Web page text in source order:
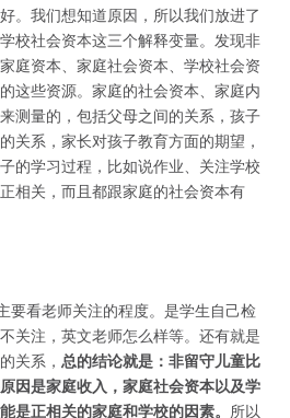
。我们想知道原因，所以我们放进了
校社会资本这三个解释变量。发现非
庭资本、家庭社会资本、学校社会资
这些资源。家庭的社会资本、家庭内
测量的，包括父母之间的关系，孩子
关系，家长对孩子教育方面的期望，
的学习过程，比如说作业、关注学校
相关，而且都跟家庭的社会资本有
要看老师关注的程度。是学生自己检
关注，英文老师怎么样等。还有就是
关系， 总的结论就是：非留守儿童比
因是家庭收入，家庭社会资本以及学
是正相关的家庭和学校的因素。 所以